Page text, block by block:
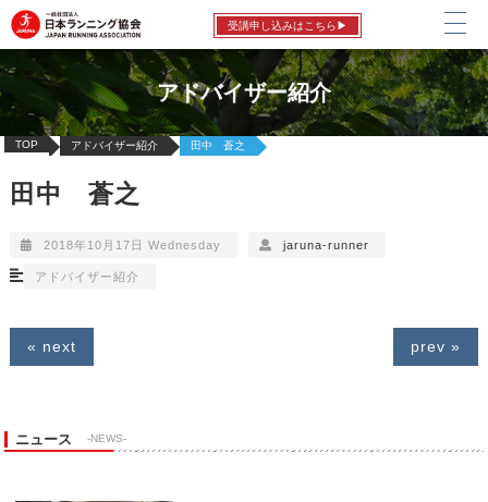
受講申し込みはこちら▶
アドバイザー紹介
TOP アドバイザー紹介 田中 蒼之
田中 蒼之
2018年10月17日 Wednesday jaruna-runner
アドバイザー紹介
« next prev »
ニュース -NEWS-